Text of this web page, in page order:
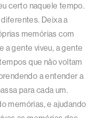
certo naquele tempo.
Deixa a
memórias com
a gente viveu, a gente
que não voltam
a entender a
para cada um.
memórias, e ajudando